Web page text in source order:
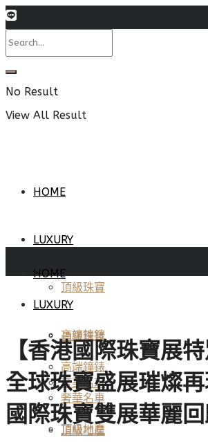
No Result
View All Result
HOME
LUXURY
頂級珠寶
高端鐘錶
奢華名車
頂級地產
HOME
LUXURY
頂級珠寶
高端鐘錶
奢華名車
頂級地產
【香港國際珠寶展特
全球珠寶盛展璀燦
國際珠寶雙展華麗